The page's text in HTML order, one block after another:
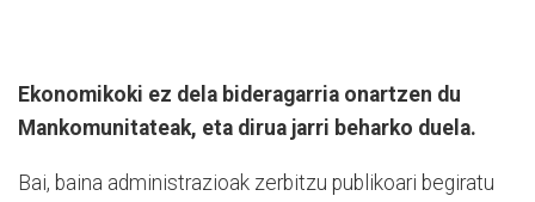
Ekonomikoki ez dela bideragarria onartzen du
Mankomunitateak, eta dirua jarri beharko duela.
Bai, baina administrazioak zerbitzu publikoari begiratu